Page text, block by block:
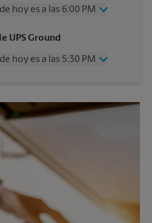
hoy es a las 6:00 PM
UPS Ground
hoy es a las 5:30 PM